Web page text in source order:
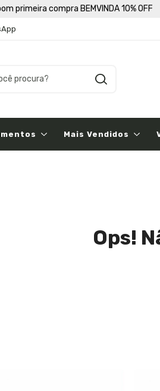
primeira compra BEMVINDA 10% OFF
Mais Vendidos
Ops!